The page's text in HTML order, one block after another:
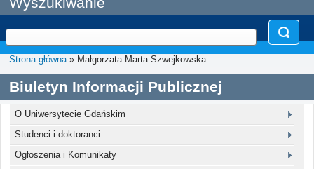
Strona główna» Małgorzata Marta Szwejkowska
Biuletyn Informacji Publicznej
O Uniwersytecie Gdańskim
Studenci i doktoranci
Ogłoszenia i Komunikaty